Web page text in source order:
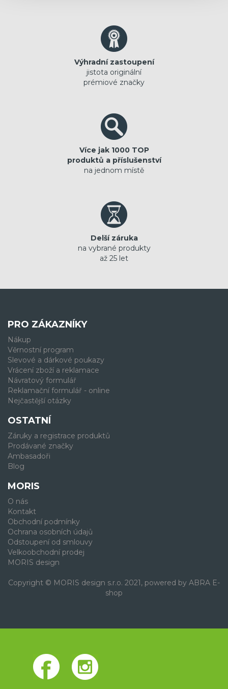
Výhradní zastoupení
jistota originální
prémiové značky
Více jak 1000 TOP
produktů a příslušenství
na jednom místě
Delší záruka
na vybrané produkty
až 25 let
PRO ZÁKAZNÍKY
Nákup
Věrnostní program
Slevové a dárkové poukazy
Vrácení zboží a reklamace
Návratový formulář
Reklamační formulář - online
Nejčastější otázky
OSTATNÍ
Záruky a registrace produktů
Prodávané značky
Ambasadoři
Blog
MORIS
O nás
Kontakt
Obchodní podmínky
Ochrana osobních údajů
Odstoupení od smlouvy
Velkoobchodní prodej
MORIS design
Copyright © MORIS design s.r.o. 2021, powered by ABRA E-
shop